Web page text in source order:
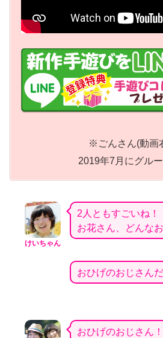
※ごんさん(動画
2019年7月にグル
けいちゃん
2人ともすごいね！
お花さん、どんな
おひげのおじさんだ
おひげのおじさん